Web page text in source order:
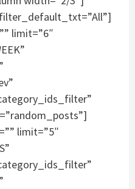
limit=”6″
limit=”5″